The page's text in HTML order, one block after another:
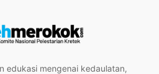
edukasi mengenai kedaulatan,